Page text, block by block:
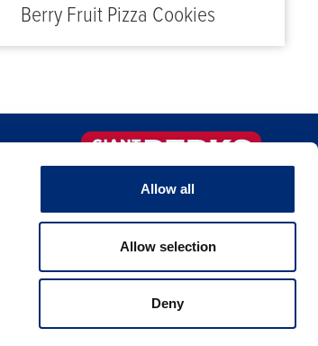
Allow all
Allow selection
Deny
Berry Fruit Pizza Cookies
¡Regístrate ahora!